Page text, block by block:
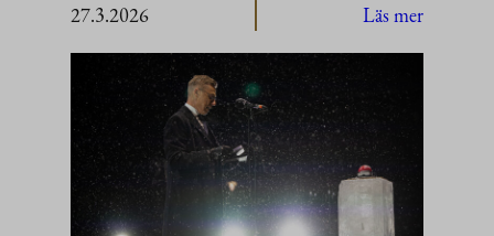
27.3.2026 Läs mer: